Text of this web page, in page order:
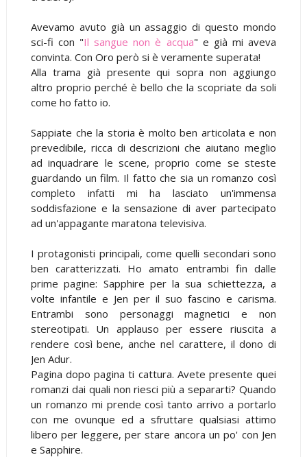
Avevamo avuto già un assaggio di questo mondo
sci-fi con "Il sangue non è acqua" e già mi aveva
convinta. Con Oro però si è veramente superata!
Alla trama già presente qui sopra non aggiungo
altro proprio perché è bello che la scopriate da soli
come ho fatto io.
Sappiate che la storia è molto ben articolata e non
prevedibile, ricca di descrizioni che aiutano meglio
ad inquadrare le scene, proprio come se steste
guardando un film. Il fatto che sia un romanzo così
completo infatti mi ha lasciato un'immensa
soddisfazione e la sensazione di aver partecipato
ad un'appagante maratona televisiva.
I protagonisti principali, come quelli secondari sono
ben caratterizzati. Ho amato entrambi fin dalle
prime pagine: Sapphire per la sua schiettezza, a
volte infantile e Jen per il suo fascino e carisma.
Entrambi sono personaggi magnetici e non
stereotipati. Un applauso per essere riuscita a
rendere così bene, anche nel carattere, il dono di
Jen Adur.
Pagina dopo pagina ti cattura. Avete presente quei
romanzi dai quali non riesci più a separarti? Quando
un romanzo mi prende così tanto arrivo a portarlo
con me ovunque ed a sfruttare qualsiasi attimo
libero per leggere, per stare ancora un po' con Jen
e Sapphire.